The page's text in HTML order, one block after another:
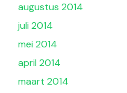
augustus 2014
juli 2014
mei 2014
april 2014
maart 2014